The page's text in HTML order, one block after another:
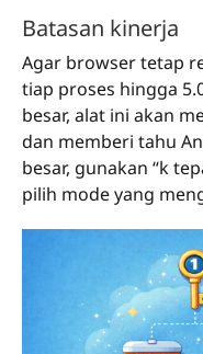
Batasan kinerja
Agar browser tetap
tiap proses hingga
besar, alat ini akan
dan memberi tahu
besar, gunakan “k
pilih mode yang